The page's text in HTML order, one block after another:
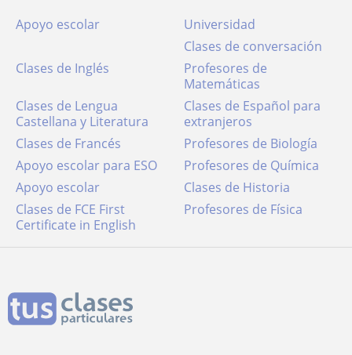
Apoyo escolar
Universidad
Clases de conversación
Clases de Inglés
Profesores de
Matemáticas
Clases de Lengua
Castellana y Literatura
Clases de Español para
extranjeros
Clases de Francés
Profesores de Biología
Apoyo escolar para ESO
Profesores de Química
Apoyo escolar
Clases de Historia
Clases de FCE First
Certificate in English
Profesores de Física